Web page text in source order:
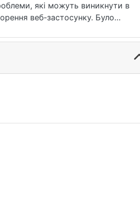
які можуть виникнути в
веб-застосунку. Було
продемонстровано роботу веб-
практичне застосування як
можна створити великий